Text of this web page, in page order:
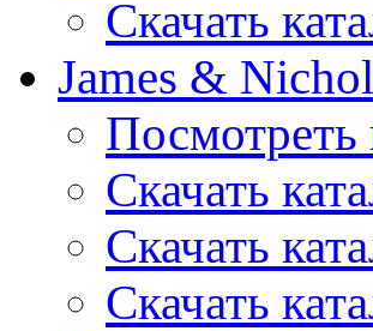
Скачать
James &
Посмотреть
Скачать
Скачать
Скачать